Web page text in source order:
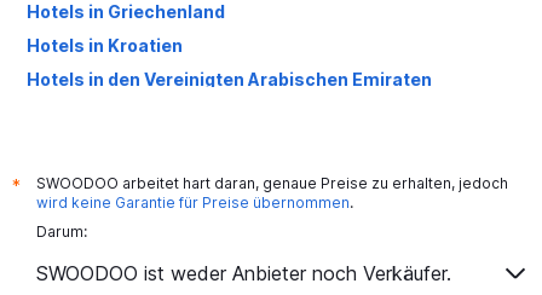
Hotels in Griechenland
Hotels in Kroatien
Hotels in den Vereinigten Arabischen Emiraten
*
SWOODOO arbeitet hart daran, genaue Preise zu erhalten, jedoch
wird keine Garantie für Preise übernommen.
Darum:
SWOODOO ist weder Anbieter noch Verkäufer.